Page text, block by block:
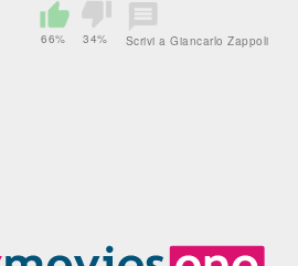
66% 34% Scrivi a Giancarlo Zappoli